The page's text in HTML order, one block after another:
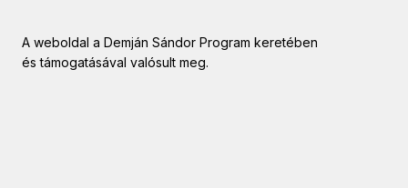
A weboldal a Demján Sándor Program keretében
és támogatásával valósult meg.